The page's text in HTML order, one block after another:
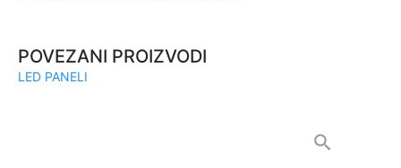
POVEZANI PROIZVODI
LED PANELI